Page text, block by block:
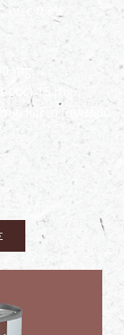
0,3%,
mg,
15 mg,
Ιώδιο (άνυδρο